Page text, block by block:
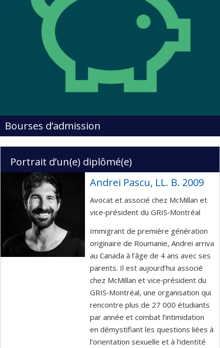
Bourses d’admission
Portrait d’un(e) diplômé(e)
Andrei Pascu, LL. B. 2009
Avocat et associé chez McMillan et
vice‑président du GRIS‑Montréal
Immigrant de première génération
originaire de Roumanie, Andrei arriva
au Canada à l’âge de 4 ans avec ses
parents. Il est aujourd’hui associé
chez McMillan et vice‑président du
GRIS‑Montréal, une organisation qui
rencontre plus de 27 000 étudiants
par année et combat l’intimidation
en démystifiant les questions liées à
l’orientation sexuelle et à l’identité